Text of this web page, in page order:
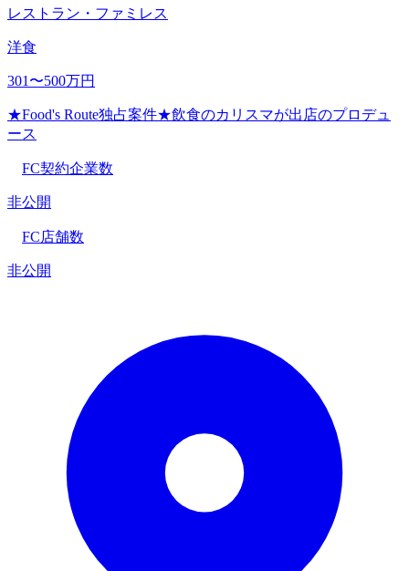
レストラン・ファミレス
洋食
301〜500万円
★Food's Route独占案件★飲食のカリスマが出店のプロデュ
ース
FC契約企業数
非公開
FC店舗数
非公開